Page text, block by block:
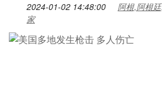
2024-01-02 14:48:00
阿根,阿根
家